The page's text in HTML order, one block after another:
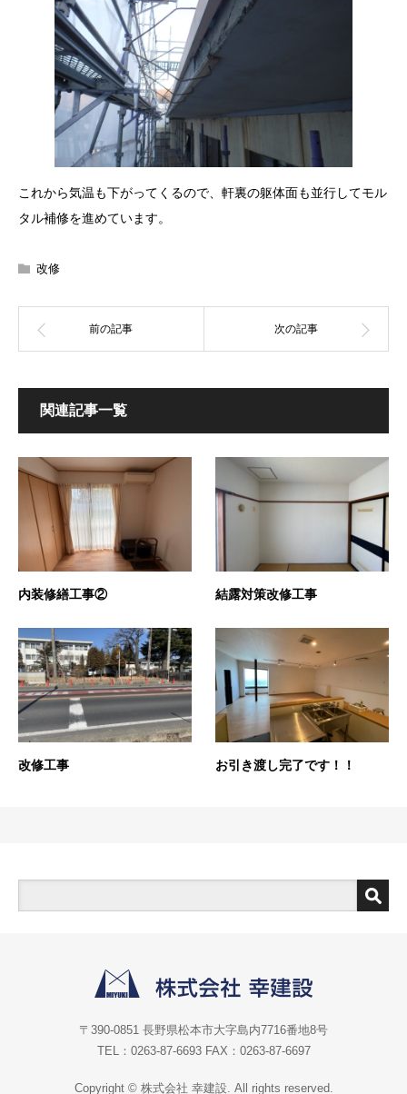
これから気温も下がってくるので、軒裏の躯体面も並行してモル
タル補修を進めています。
改修
関連記事一覧
内装修繕工事② 結露対策改修工事
改修工事 お引き渡し完了です！！
〒390-0851 長野県松本市大字島内7716番地8号
TEL：0263-87-6693 FAX：0263-87-6697
Copyright © 株式会社 幸建設. All rights reserved.